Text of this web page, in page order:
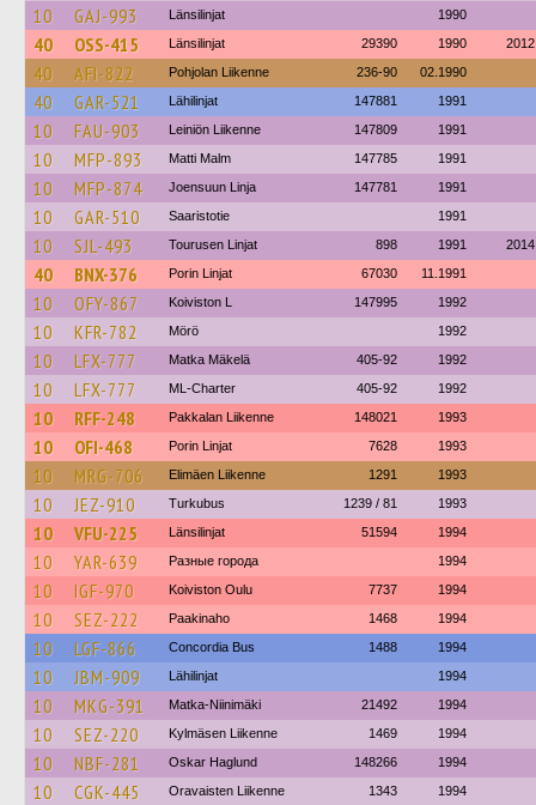
10 GAJ-993 Länsilinjat 1990
40 OSS-415 Länsilinjat 29390 1990 2012
40 AFI-822 Pohjolan Liikenne 236-90 02.1990
40 GAR-521 Lähilinjat 147881 1991
10 FAU-903 Leiniön Liikenne 147809 1991
10 MFP-893 Matti Malm 147785 1991
10 MFP-874 Joensuun Linja 147781 1991
10 GAR-510 Saaristotie 1991
10 SJL-493 Tourusen Linjat 898 1991 2014
40 BNX-376 Porin Linjat 67030 11.1991
10 OFY-867 Koiviston L 147995 1992
10 KFR-782 Mörö 1992
10 LFX-777 Matka Mäkelä 405-92 1992
10 LFX-777 ML-Charter 405-92 1992
10 RFF-248 Pakkalan Liikenne 148021 1993
10 OFI-468 Porin Linjat 7628 1993
10 MRG-706 Elimäen Liikenne 1291 1993
10 JEZ-910 Turkubus 1239 / 81 1993
10 VFU-225 Länsilinjat 51594 1994
10 YAR-639 Разные города 1994
10 IGF-970 Koiviston Oulu 7737 1994
10 SEZ-222 Paakinaho 1468 1994
10 LGF-866 Concordia Bus 1488 1994
10 JBM-909 Lähilinjat 1994
10 MKG-391 Matka-Niinimäki 21492 1994
10 SEZ-220 Kylmäsen Liikenne 1469 1994
10 NBF-281 Oskar Haglund 148266 1994
10 CGK-445 Oravaisten Liikenne 1343 1994